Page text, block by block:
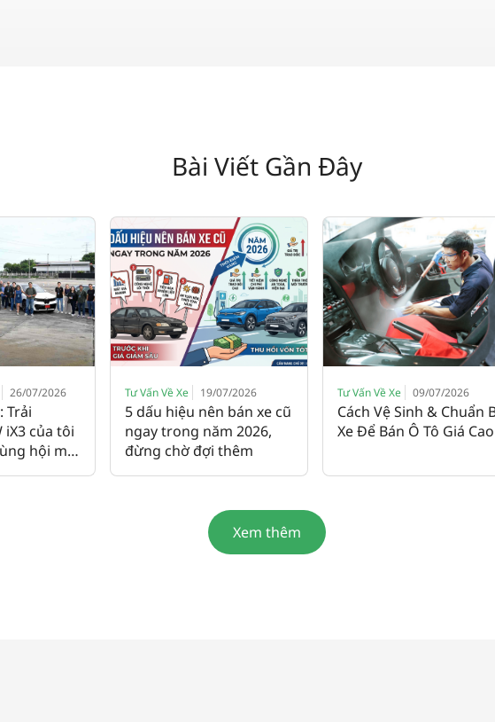
Bài Viết Gần Đây
26/07/2026
Trải
iX3 của tôi
hội mê
Tư Vấn Về Xe 19/07/2026
5 dấu hiệu nên bán xe cũ
ngay trong năm 2026,
đừng chờ đợi thêm
Tư Vấn Về Xe 09/07/2026
Cách Vệ Sinh & Chuẩn
Xe Để Bán Ô Tô Giá Cao
Xem thêm